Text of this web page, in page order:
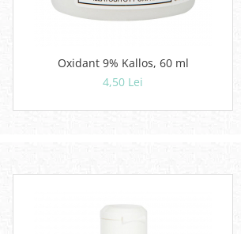
Oxidant 9% Kallos, 60 ml
4,50 Lei